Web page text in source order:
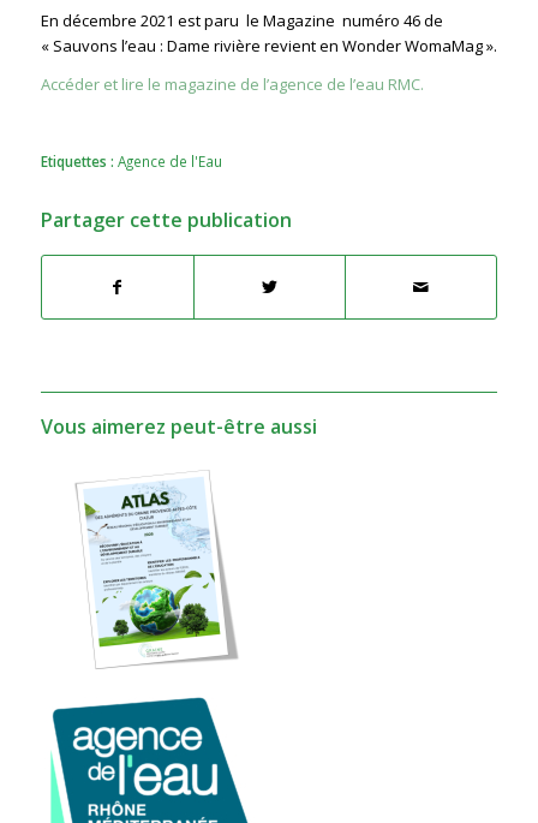
En décembre 2021 est paru le Magazine numéro 46 de
« Sauvons l’eau : Dame rivière revient en Wonder WomaMag ».
Accéder et lire le magazine de l’agence de l’eau RMC.
Etiquettes : Agence de l'Eau
Partager cette publication
Vous aimerez peut-être aussi